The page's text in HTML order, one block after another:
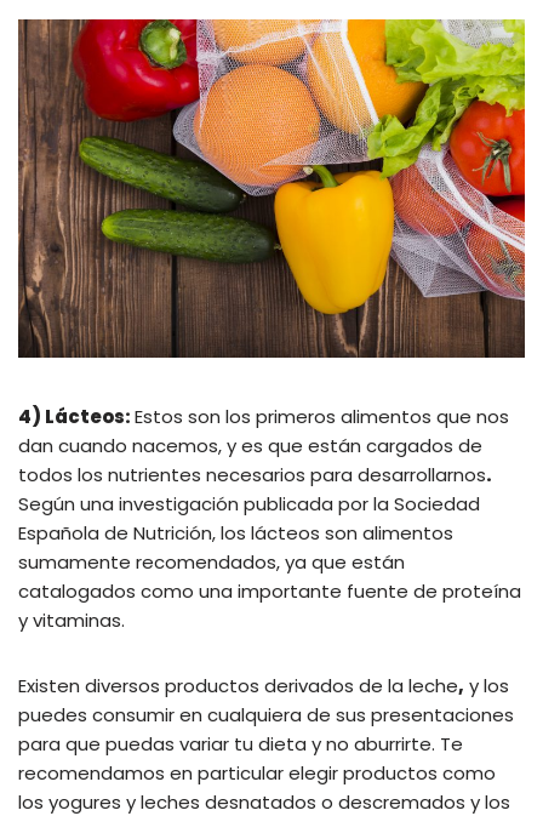
4) Lácteos:Estos son los primeros alimentos que nos
dan cuando nacemos, y es que están cargados de
todos los nutrientes necesarios para desarrollarnos.
Según una investigación publicada por la Sociedad
Española de Nutrición, los lácteos son alimentos
sumamente recomendados, ya que están
catalogados como una importante fuente de proteína
y vitaminas.
Existen diversos productos derivados de la leche, y los
puedes consumir en cualquiera de sus presentaciones
para que puedas variar tu dieta y no aburrirte. Te
recomendamos en particular elegir productos como
los yogures y leches desnatados o descremados y los